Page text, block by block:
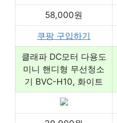
58,000원
쿠팡 구입하기
클래파 DC모터 다용도
미니 핸디형 무선청소
기 BVC-H10, 화이트